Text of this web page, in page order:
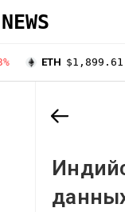
NEWS
ETH $1,899.61